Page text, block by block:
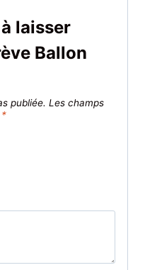
laisser
Ballon
publiée. Les champs
*